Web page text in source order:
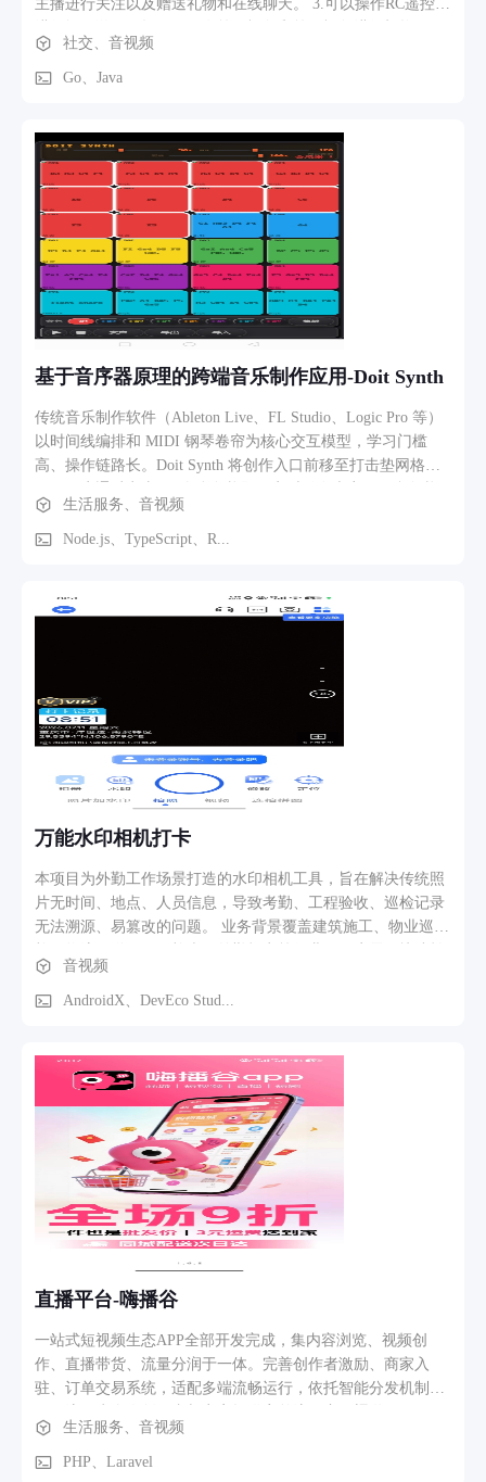
主播进行关注以及赠送礼物和在线聊天。 3.可以操作RC遥控车
可以上麦。
社交、音视频
Go、Java
基于音序器原理的跨端音乐制作应用-Doit Synth
传统音乐制作软件（Ableton Live、FL Studio、Logic Pro 等）
以时间线编排和 MIDI 钢琴卷帘为核心交互模型，学习门槛
高、操作链路长。Doit Synth 将创作入口前移至打击垫网格
独立的步进音序器参数（间隔、延迟、重复次数），在分钟级
时间内完成一段完整的节奏型或旋律循环。 这一设计使得： -
业参数深度调音 - **协作分享场景**下，用户可通过一键复制
部声音均由实时合成生成。每个打击垫可独立路由至 8 个合成
器槽位，每个槽位配备完整的振荡器、多模滤波器、独立包络
发生器和声像控制。鼓声部同样由振荡器与噪声发生器实时合
成，支持频率扫频（底鼓音高下降）、多击连击（拍手/滚奏）
等精细参数调节。 这意味着： - 音色具有无限调制空间，不存
在采样精度或版权限制 - 同一套参数配置可通过模版码完整传
递，在不同设备上获得完全一致的音频输出 - 所有合成运算在
浏览器 Web Audio API 中完成，无需服务器或云端处理
生活服务、音视频
Node.js、TypeScript、R...
万能水印相机打卡
本项目为外勤工作场景打造的水印相机工具，旨在解决传统照
片无时间、地点、人员信息，导致考勤、工程验收、巡检记录
无法溯源、易篡改的问题。 业务背景覆盖建筑施工、物业巡
摄带可篡改水印的现场照片，作为工作留痕与合规凭证，提升
管理效率与数据可信度。
音视频
AndroidX、DevEco Stud...
直播平台-嗨播谷
一站式短视频生态APP全部开发完成，集内容浏览、视频创
作、直播带货、流量分润于一体。完善创作者激励、商家入
驻、订单交易系统，适配多端流畅运行，依托智能分发机制高
生活服务、音视频
PHP、Laravel